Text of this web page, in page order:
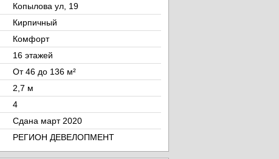
Копылова ул, 19
Кирпичный
Комфорт
16 этажей
От 46 до 136 м²
2,7 м
4
Cдана март 2020
РЕГИОН ДЕВЕЛОПМЕНТ